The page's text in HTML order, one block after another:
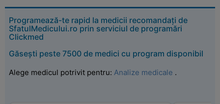
Programează-te rapid la medicii recomandați de
SfatulMedicului.ro prin serviciul de programări
Clickmed
Găsești peste 7500 de medici cu program disponibil
Alege medicul potrivit pentru: Analize medicale .